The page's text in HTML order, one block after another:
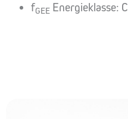
fGEE Energieklasse: C